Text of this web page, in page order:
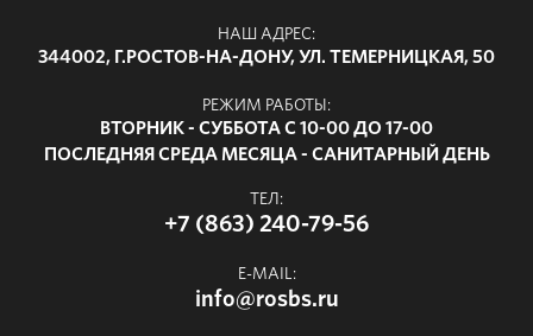
НАШ АДРЕС:
344002, Г.РОСТОВ-НА-ДОНУ, УЛ. ТЕМЕРНИЦКАЯ, 50
РЕЖИМ РАБОТЫ:
ВТОРНИК - СУББОТА С 10-00 ДО 17-00
ПОСЛЕДНЯЯ СРЕДА МЕСЯЦА - САНИТАРНЫЙ ДЕНЬ
ТЕЛ:
+7 (863) 240-79-56
E-MAIL:
info@rosbs.ru